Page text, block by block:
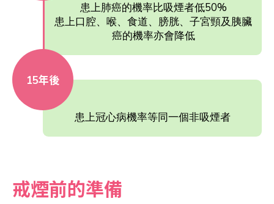
患上肺癌的機率比吸煙者低50%
患上口腔、喉、食道、膀胱、子宮頸及胰臟
癌的機率亦會降低
15年後
患上冠心病機率等同一個非吸煙者
戒煙前的準備